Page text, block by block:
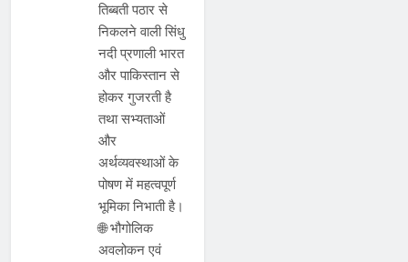
तिब्बती पठार से
निकलने वाली सिंधु
नदी प्रणाली भारत
और पाकिस्तान से
होकर गुजरती है
तथा सभ्यताओं
और
अर्थव्यवस्थाओं के
पोषण में महत्वपूर्ण
भूमिका निभाती है।
🌐 भौगोलिक
अवलोकन एवं